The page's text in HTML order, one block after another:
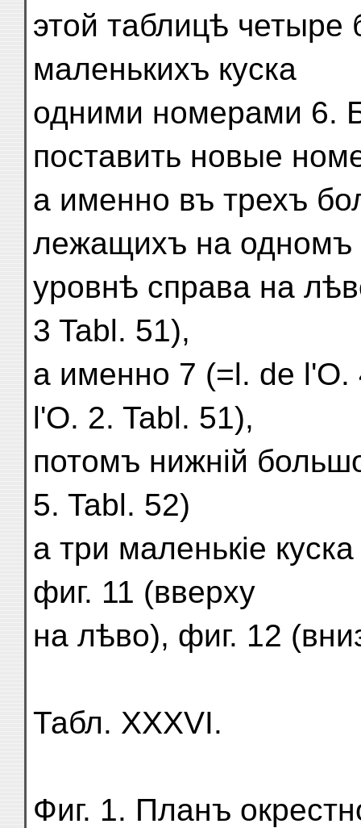
этой таблицѣ четыре
маленькихъ куска
одними номерами 6.
поставить новые
а именно въ трехъ
лежащихъ на одномъ
уровнѣ справа на
3 Tabl. 51),
а именно 7 (=l. de l'O.
l'O. 2. Tabl. 51),
потомъ нижній
5. Tabl. 52)
а три маленькіе
фиг. 11 (вверху
на лѣво), фиг. 12
Табл. XXXVI.
Фиг. 1. Планъ